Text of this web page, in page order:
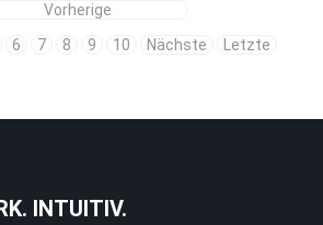
Vorherige
6 7 8 9 10 Nächste Letzte
INTUITIV.